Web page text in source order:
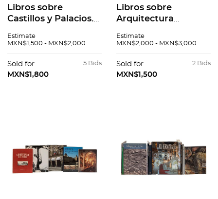
Libros sobre
Castillos y Palacios.
Loira / Villas y
El Palacio Real de
Aranjuez. Piezas: 15.
Estimate
MXN$1,500 - MXN$2,000
5 Bids
Sold for
MXN$1,800
Libros sobre
Arquitectura
miradas a la
monumental de
México /
Estimate
MXN$2,000 - MXN$3,000
2 Bids
Sold for
MXN$1,500